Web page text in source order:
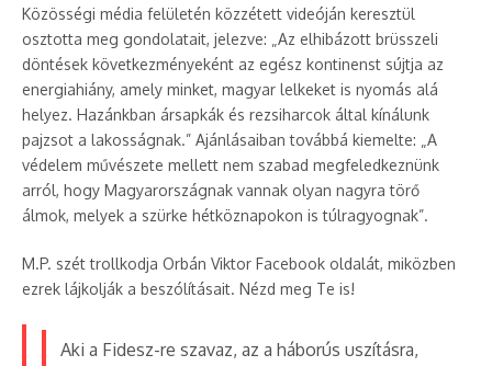
Közösségi média felületén közzétett videóján keresztül
osztotta meg gondolatait, jelezve: „Az elhibázott brüsszeli
döntések következményeként az egész kontinenst sújtja az
energiahiány, amely minket, magyar lelkeket is nyomás alá
helyez. Hazánkban ársapkák és rezsiharcok által kínálunk
pajzsot a lakosságnak.” Ajánlásaiban továbbá kiemelte: „A
védelem művészete mellett nem szabad megfeledkeznünk
arról, hogy Magyarországnak vannak olyan nagyra törő
álmok, melyek a szürke hétköznapokon is túlragyognak”.
M.P. szét trollkodja Orbán Viktor Facebook oldalát, miközben
ezrek lájkolják a beszólításait. Nézd meg Te is!
Aki a Fidesz-re szavaz, az a háborús uszításra,